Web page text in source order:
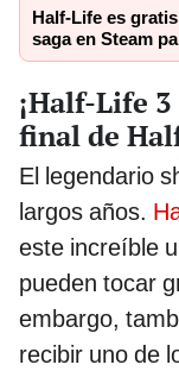
Half-Life es
saga en Steam
¡Half-Life
final de
El legendario
largos años.
este increíble
pueden tocar
embargo,
recibir uno de